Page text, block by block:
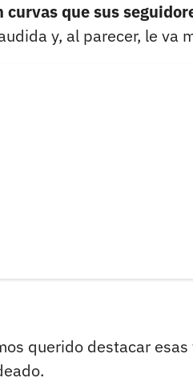
curvas que sus
y, al parecer, le va
querido destacar